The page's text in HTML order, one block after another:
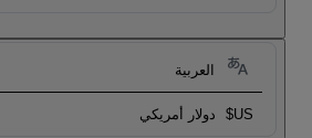
العربية
US$ دولار أمريكي